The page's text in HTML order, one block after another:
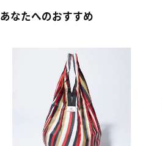
あなたへのおすすめ